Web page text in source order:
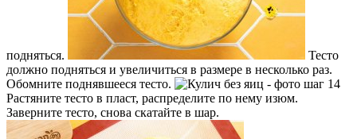
подняться.
Тесто
должно подняться и увеличиться в размере в несколько раз.
Обомните поднявшееся тесто.
Растяните тесто в пласт, распределите по нему изюм.
Заверните тесто, снова скатайте в шар.